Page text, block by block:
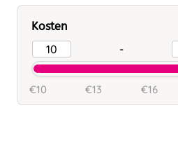
Kosten
-
€10 €13 €16